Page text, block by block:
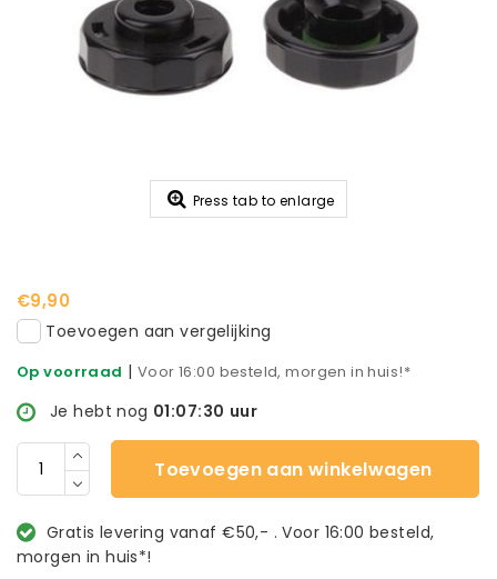
Press tab to enlarge
€9,90
Toevoegen aan vergelijking
Op voorraad | Voor 16:00 besteld, morgen in huis!*
Je hebt nog 01:07:30 uur
Toevoegen aan winkelwagen
Gratis levering vanaf €50,- . Voor 16:00 besteld,
morgen in huis*!